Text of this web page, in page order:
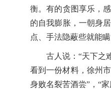
衡。有的贪图享乐，
的自我膨胀，一朝身
点、手法隐蔽些就能瞒
古人说：“天下之
看到一份材料，徐州
身败名裂苦酒尝”，“